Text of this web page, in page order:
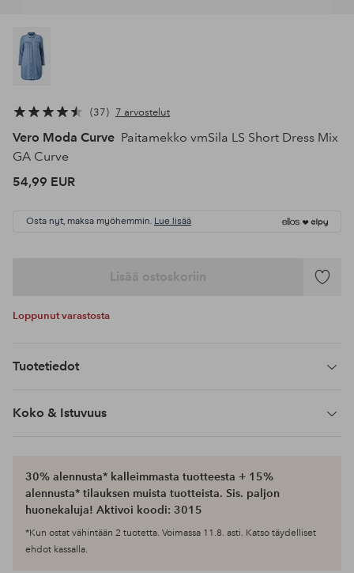
37 7 arvostelut
Vero Moda Curve Paitamekko vmSila LS Short Dress Mix
GA Curve
54,99 EUR
Osta nyt, maksa myöhemmin. Lue lisää
Lisää ostoskoriin
Lisää
Loppunut varastosta
Tuotetiedot
Koko & Istuvuus
30% alennusta* kalleimmasta tuotteesta + 15%
alennusta* tilauksen muista tuotteista. Sis. paljon
huonekaluja! Aktivoi koodi: 3015
*Kun ostat vähintään 2 tuotetta. Voimassa 11.8. asti. Katso täydelliset
ehdot kassalla.